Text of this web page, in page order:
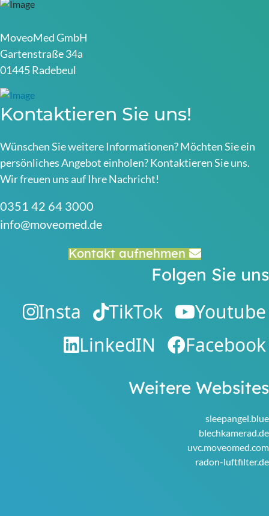
MoveoMed GmbH
Gartenstraße 34a
01445 Radebeul
Kontaktieren Sie uns!
Wünschen Sie weitere Informationen? Möchten Sie ein
persönliches Angebot einholen? Kontaktieren Sie uns.
Wir freuen uns auf Ihre Nachricht!
0351 42 64 3000
info@moveomed.de
Kontakt aufnehmen
Folgen Sie uns
Insta TikTok
Youtube
LinkedIN
Facebook
Weitere Websites
sleepangel.blue
blechkamerad.de
uvc.moveomed.com
radon-luftfilter.de